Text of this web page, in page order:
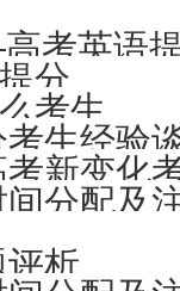
考英语
分
考生
生经验
新变化
分配及
析